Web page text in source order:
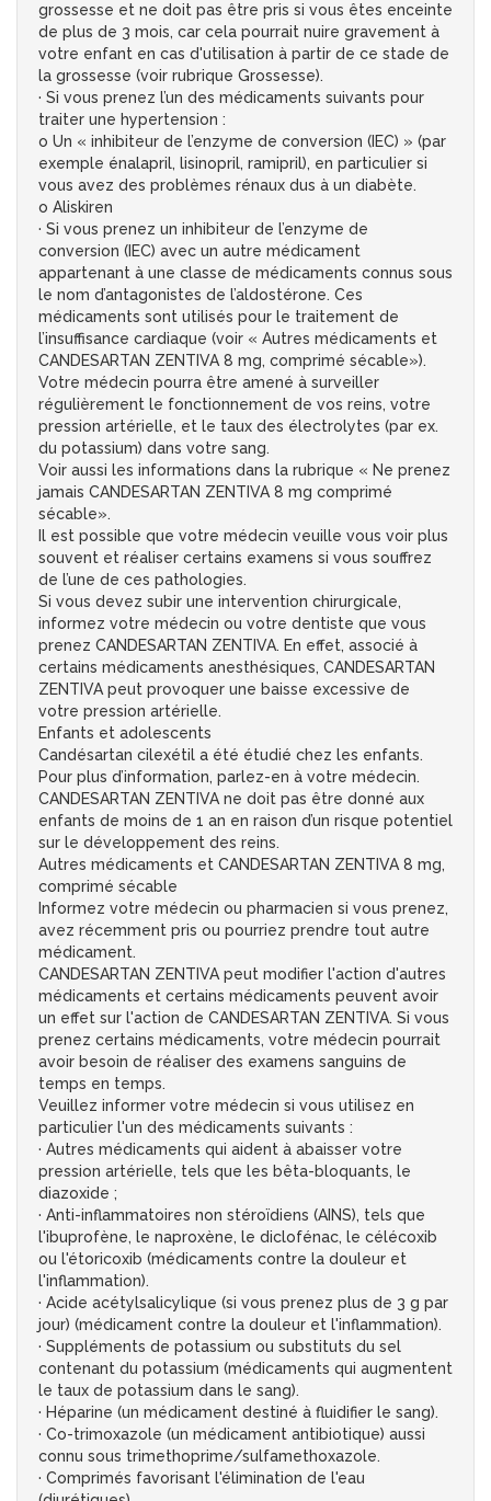
grossesse et ne doit pas être pris si vous êtes enceinte
de plus de 3 mois, car cela pourrait nuire gravement à
votre enfant en cas d'utilisation à partir de ce stade de
la grossesse (voir rubrique Grossesse).
· Si vous prenez l’un des médicaments suivants pour
traiter une hypertension :
o Un « inhibiteur de l’enzyme de conversion (IEC) » (par
exemple énalapril, lisinopril, ramipril), en particulier si
vous avez des problèmes rénaux dus à un diabète.
o Aliskiren
· Si vous prenez un inhibiteur de l’enzyme de
conversion (IEC) avec un autre médicament
appartenant à une classe de médicaments connus sous
le nom d’antagonistes de l’aldostérone. Ces
médicaments sont utilisés pour le traitement de
l’insuffisance cardiaque (voir « Autres médicaments et
CANDESARTAN ZENTIVA 8 mg, comprimé sécable»).
Votre médecin pourra être amené à surveiller
régulièrement le fonctionnement de vos reins, votre
pression artérielle, et le taux des électrolytes (par ex.
du potassium) dans votre sang.
Voir aussi les informations dans la rubrique « Ne prenez
jamais CANDESARTAN ZENTIVA 8 mg comprimé
sécable».
Il est possible que votre médecin veuille vous voir plus
souvent et réaliser certains examens si vous souffrez
de l’une de ces pathologies.
Si vous devez subir une intervention chirurgicale,
informez votre médecin ou votre dentiste que vous
prenez CANDESARTAN ZENTIVA. En effet, associé à
certains médicaments anesthésiques, CANDESARTAN
ZENTIVA peut provoquer une baisse excessive de
votre pression artérielle.
Enfants et adolescents
Candésartan cilexétil a été étudié chez les enfants.
Pour plus d’information, parlez-en à votre médecin.
CANDESARTAN ZENTIVA ne doit pas être donné aux
enfants de moins de 1 an en raison d’un risque potentiel
sur le développement des reins.
Autres médicaments et CANDESARTAN ZENTIVA 8 mg,
comprimé sécable
Informez votre médecin ou pharmacien si vous prenez,
avez récemment pris ou pourriez prendre tout autre
médicament.
CANDESARTAN ZENTIVA peut modifier l'action d'autres
médicaments et certains médicaments peuvent avoir
un effet sur l'action de CANDESARTAN ZENTIVA. Si vous
prenez certains médicaments, votre médecin pourrait
avoir besoin de réaliser des examens sanguins de
temps en temps.
Veuillez informer votre médecin si vous utilisez en
particulier l'un des médicaments suivants :
· Autres médicaments qui aident à abaisser votre
pression artérielle, tels que les bêta-bloquants, le
diazoxide ;
· Anti-inflammatoires non stéroïdiens (AINS), tels que
l'ibuprofène, le naproxène, le diclofénac, le célécoxib
ou l'étoricoxib (médicaments contre la douleur et
l'inflammation).
· Acide acétylsalicylique (si vous prenez plus de 3 g par
jour) (médicament contre la douleur et l'inflammation).
· Suppléments de potassium ou substituts du sel
contenant du potassium (médicaments qui augmentent
le taux de potassium dans le sang).
· Héparine (un médicament destiné à fluidifier le sang).
· Co-trimoxazole (un médicament antibiotique) aussi
connu sous trimethoprime/sulfamethoxazole.
· Comprimés favorisant l'élimination de l'eau